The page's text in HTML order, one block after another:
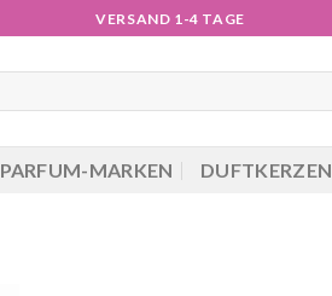
VERSAND 1-4 TAGE
PARFUM-MARKEN DUFTKERZEN